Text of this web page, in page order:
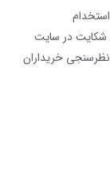
در سایت
خریداران